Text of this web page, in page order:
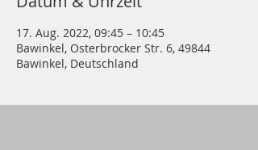
17. Aug. 2022, 09:45 – 10:45
Bawinkel, Osterbrocker Str. 6, 49844
Bawinkel, Deutschland